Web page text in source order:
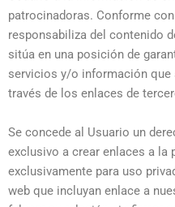
patrocinadoras. Conforme
responsabiliza del contenido
sitúa en una posición de
servicios y/o información que
través de los enlaces de
Se concede al Usuario un
exclusivo a crear enlaces a la
exclusivamente para uso
web que incluyan enlace a